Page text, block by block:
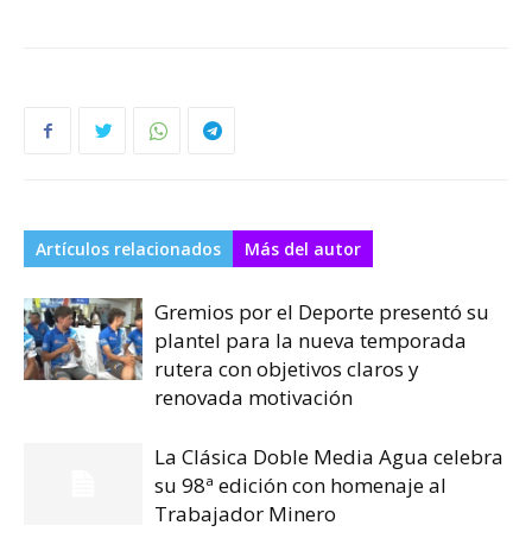
Artículos relacionados Más del autor
Gremios por el Deporte presentó su
plantel para la nueva temporada
rutera con objetivos claros y
renovada motivación
La Clásica Doble Media Agua celebra
su 98ª edición con homenaje al
Trabajador Minero